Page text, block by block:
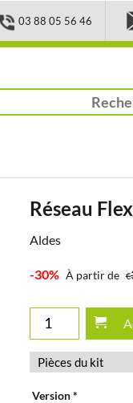
03 88 05 56 46
Réseau
Aldes
-30% À partir de €
Version*